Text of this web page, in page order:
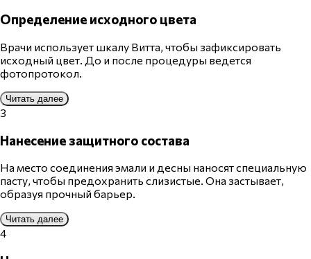
Определение исходного цвета
Врачи использует шкалу Витта, чтобы зафиксировать
исходный цвет. До и после процедуры ведется
фотопротокол.
Читать далее
3
Нанесение защитного состава
На место соединения эмали и десны наносят специальную
пасту, чтобы предохранить слизистые. Она застывает,
образуя прочный барьер.
Читать далее
4